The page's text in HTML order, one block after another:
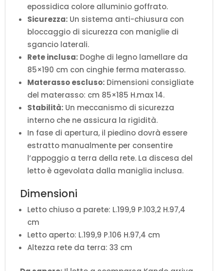
epossidica colore alluminio goffrato.
Sicurezza: Un sistema anti-chiusura con
bloccaggio di sicurezza con maniglie di
sgancio laterali.
Rete inclusa: Doghe di legno lamellare da
85×190 cm con cinghie ferma materasso.
Materasso escluso: Dimensioni consigliate
del materasso: cm 85×185 H.max 14.
Stabilità: Un meccanismo di sicurezza
interno che ne assicura la rigidità.
In fase di apertura, il piedino dovrà essere
estratto manualmente per consentire
l’appoggio a terra della rete. La discesa del
letto è agevolata dalla maniglia inclusa.
Dimensioni
Letto chiuso a parete: L.199,9 P.103,2 H.97,4
cm
Letto aperto: L.199,9 P.106 H.97,4 cm
Altezza rete da terra: 33 cm